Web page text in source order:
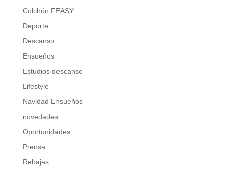
Colchón FEASY
Deporte
Descanso
Ensueños
Estudios descanso
Lifestyle
Navidad Ensueños
novedades
Oportunidades
Prensa
Rebajas